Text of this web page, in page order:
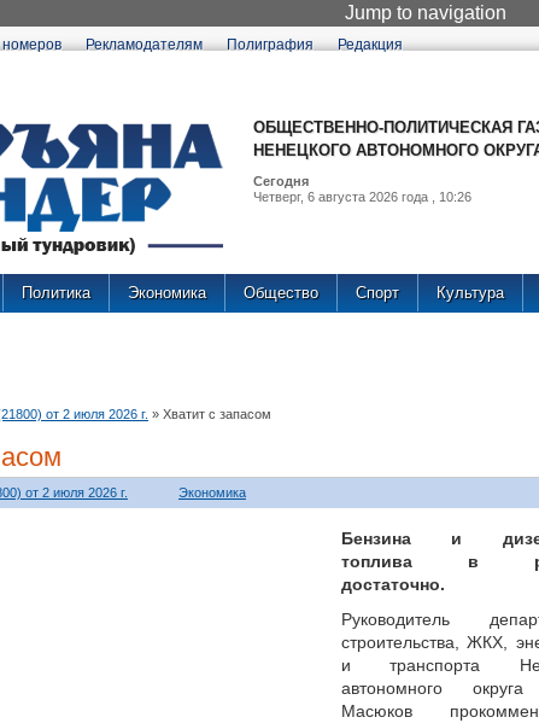
Jump to navigation
Рекламодателям Полиграфия Редакция
ОБЩЕСТВЕННО-ПОЛИТИЧЕСКАЯ
НЕНЕЦКОГО АВТОНОМНОГО
Сегодня
Четверг, 6 августа 2026 года , 10:26
Политика Экономика Общество Спорт Культура
от 2 июля 2026 г. » Хватит с запасом
от 2 июля 2026 г. Экономика
Бензина и
топлива в
достаточно.
Руководитель
строительства, ЖКХ,
и транспорта
автономного
Масюков